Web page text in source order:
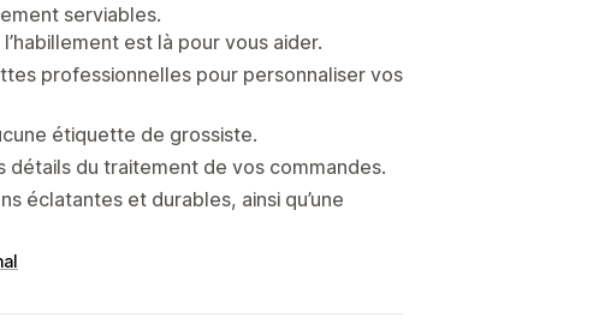
serviables.
est là pour vous aider.
professionnelles pour personnaliser vos
étiquette de grossiste.
du traitement de vos commandes.
éclatantes et durables, ainsi qu’une